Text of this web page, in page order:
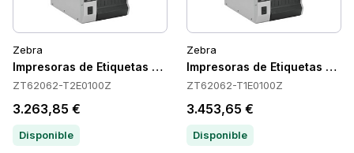
Zebra
Impresoras de Etiquetas Zebra ZT62062-T2E0100Z
ZT62062-T2E0100Z
3.263,85 €
Disponible
Zebra
Impresoras de Etiquetas
ZT62062-T1E0100Z
3.453,65 €
Disponible